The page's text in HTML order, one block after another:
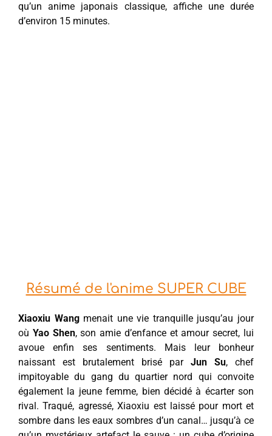
qu’un anime japonais classique, affiche une durée
d’environ 15 minutes.
Résumé de l'anime SUPER CUBE
Xiaoxiu Wangmenait une vie tranquille jusqu’au jour
où Yao Shen, son amie d’enfance et amour secret, lui
avoue enfin ses sentiments. Mais leur bonheur
naissant est brutalement brisé par Jun Su, chef
impitoyable du gang du quartier nord qui convoite
également la jeune femme, bien décidé à écarter son
rival. Traqué, agressé, Xiaoxiu est laissé pour mort et
sombre dans les eaux sombres d’un canal… jusqu’à ce